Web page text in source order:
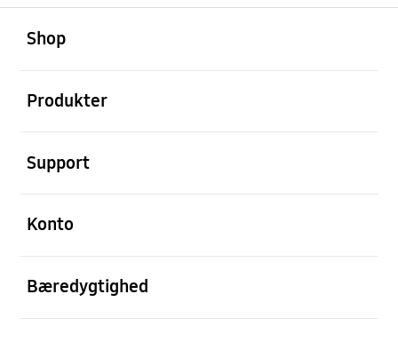
Shop
Produkter
Support
Konto
Bæredygtighed